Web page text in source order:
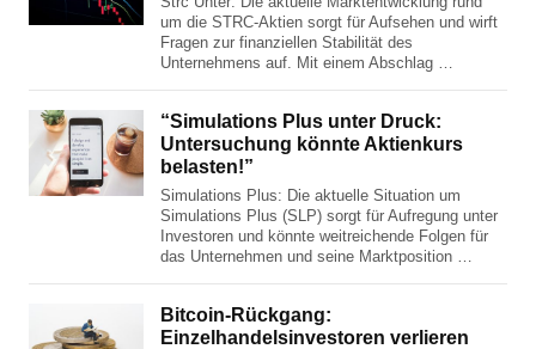
um die STRC-Aktien sorgt für Aufsehen und wirft
Fragen zur finanziellen Stabilität des
Unternehmens auf. Mit einem Abschlag …
“Simulations Plus unter Druck:
Untersuchung könnte Aktienkurs
belasten!”
Simulations Plus: Die aktuelle Situation um
Simulations Plus (SLP) sorgt für Aufregung unter
Investoren und könnte weitreichende Folgen für
das Unternehmen und seine Marktposition …
Bitcoin-Rückgang:
Einzelhandelsinvestoren verlieren